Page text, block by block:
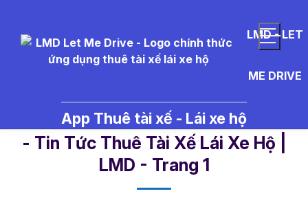
LMD - LET
ME DRIVE
App Thuê tài xế - Lái xe hộ
- Tin Tức Thuê Tài Xế Lái Xe Hộ |
LMD - Trang 1​